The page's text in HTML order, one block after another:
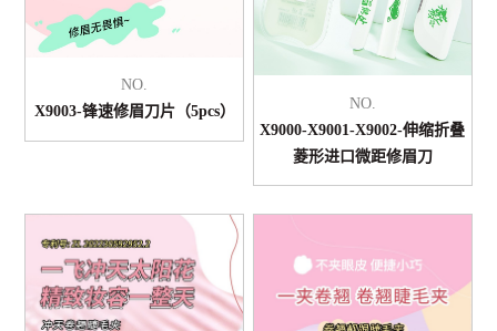
NO.
X9003-锋速修眉刀片（5pcs）
NO.
X9000-X9001-X9002-伸缩折叠
菱形进口微距修眉刀